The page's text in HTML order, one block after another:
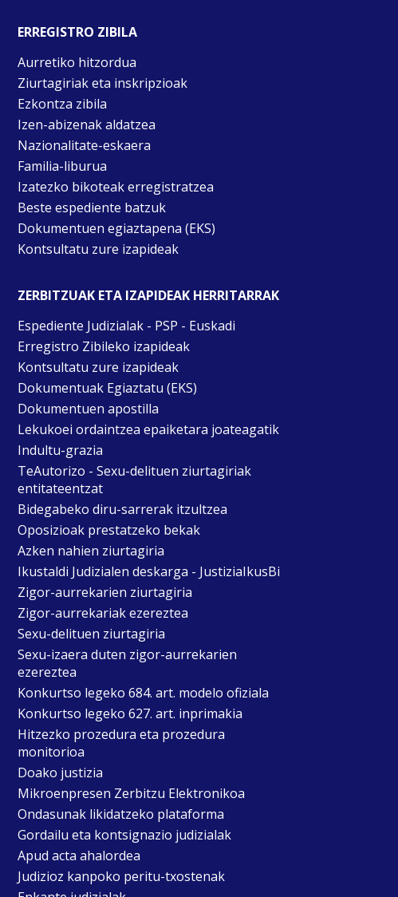
ERREGISTRO ZIBILA
Aurretiko hitzordua
Ziurtagiriak eta inskripzioak
Ezkontza zibila
Izen-abizenak aldatzea
Nazionalitate-eskaera
Familia-liburua
Izatezko bikoteak erregistratzea
Beste espediente batzuk
Dokumentuen egiaztapena (EKS)
Kontsultatu zure izapideak
ZERBITZUAK ETA IZAPIDEAK HERRITARRAK
Espediente Judizialak - PSP - Euskadi
Erregistro Zibileko izapideak
Kontsultatu zure izapideak
Dokumentuak Egiaztatu (EKS)
Dokumentuen apostilla
Lekukoei ordaintzea epaiketara joateagatik
Indultu-grazia
TeAutorizo - Sexu-delituen ziurtagiriak
entitateentzat
Bidegabeko diru-sarrerak itzultzea
Oposizioak prestatzeko bekak
Azken nahien ziurtagiria
Ikustaldi Judizialen deskarga - JustiziaIkusBi
Zigor-aurrekarien ziurtagiria
Zigor-aurrekariak ezereztea
Sexu-delituen ziurtagiria
Sexu-izaera duten zigor-aurrekarien
ezereztea
Konkurtso legeko 684. art. modelo ofiziala
Konkurtso legeko 627. art. inprimakia
Hitzezko prozedura eta prozedura
monitorioa
Doako justizia
Mikroenpresen Zerbitzu Elektronikoa
Ondasunak likidatzeko plataforma
Gordailu eta kontsignazio judizialak
Apud acta ahalordea
Judizioz kanpoko peritu-txostenak